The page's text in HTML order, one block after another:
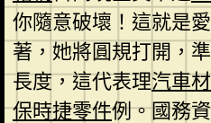
你隨意破壞！這就是
著，她將圓規打開，
長度，這代表理汽車
保時捷零件例。國務資